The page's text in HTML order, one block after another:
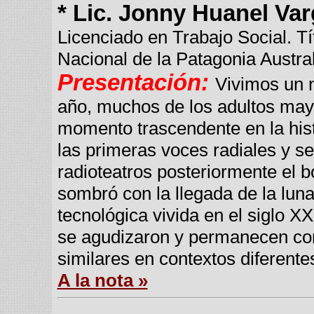
* Lic. Jonny Huanel
Licenciado en Trabajo Social.
Nacional de la Patagonia
Presentación: Vivimos un
año, muchos de los adultos
momento trascendente en la
las primeras voces radiales y
radioteatros posteriormente el
sombró con la llegada de la
tecnológica vivida en el siglo
se agudizaron y permanecen
similares en contextos
A la nota »